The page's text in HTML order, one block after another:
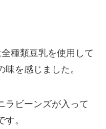
種類豆乳を使用して
を感じました。
ラビーンズが入って
。